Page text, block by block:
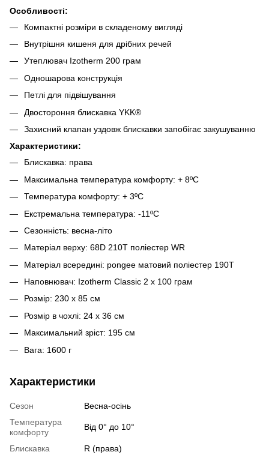
Особливості:
Компактні розміри в складеному вигляді
Внутрішня кишеня для дрібних речей
Утеплювач Izotherm 200 грам
Одношарова конструкція
Петлі для підвішування
Двостороння блискавка YKK®
Захисний клапан уздовж блискавки запобігає закушуванню
Характеристики:
Блискавка: права
Максимальна температура комфорту: + 8ºС
Температура комфорту: + 3ºС
Екстремальна температура: -11ºС
Сезонність: весна-літо
Матеріал верху: 68D 210T поліестер WR
Матеріал всередині: pongee матовий поліестер 190Т
Наповнювач: Izotherm Classic 2 x 100 грам
Розмір: 230 x 85 см
Розмір в чохлі: 24 x 36 см
Максимальний зріст: 195 см
Вага: 1600 г
Характеристики
Сезон
Весна-осінь
Температура
комфорту
Від 0° до 10°
Блискавка
R (права)